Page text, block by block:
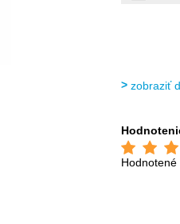
zobraziť
Hodnotené